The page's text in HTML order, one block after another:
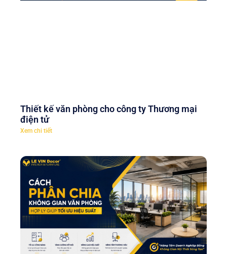
Thiết kế văn phòng cho công ty Thương mại
điện tử
Xem chi tiết